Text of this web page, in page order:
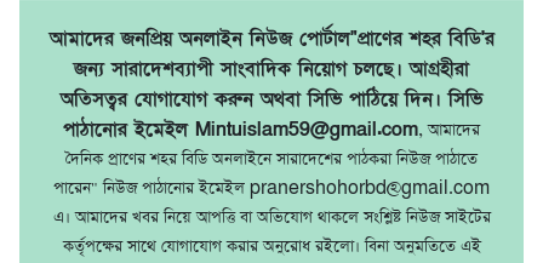
আমাদের জনপ্রিয় অনলাইন নিউজ পোর্টাল"প্রাণের শহর বিডি'র
জন্য সারাদেশব্যাপী সাংবাদিক নিয়োগ চলছে। আগ্রহীরা
অতিসত্বর যোগাযোগ করুন অথবা সিভি পাঠিয়ে দিন। সিভি
পাঠানোর ইমেইল Mintuislam59@gmail.com, আমাদের
দৈনিক প্রাণের শহর বিডি অনলাইনে সারাদেশের পাঠকরা নিউজ পাঠাতে
পারেন" নিউজ পাঠানোর ইমেইল pranershohorbd@gmail.com
এ। আমাদের খবর নিয়ে আপত্তি বা অভিযোগ থাকলে সংশ্লিষ্ট নিউজ সাইটের
কর্তৃপক্ষের সাথে যোগাযোগ করার অনুরোধ রইলো। বিনা অনুমতিতে এই